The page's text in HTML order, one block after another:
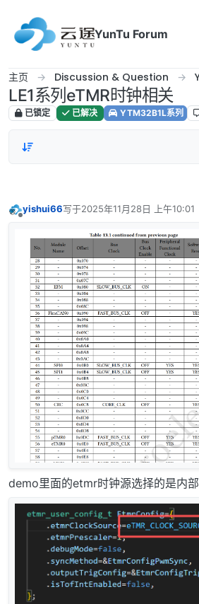
YunTu Forum
主页 Discussion & Question
LE1系列eTMR时钟相关
已锁定 已解决 YTM32B1L系列
yishui66写于2025年11月28日 上午10:01
最后由 编辑
demo里面的etmr时钟源选择的是内